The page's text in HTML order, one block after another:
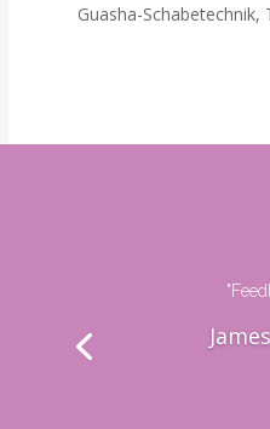
Guasha-Schabetechnik,